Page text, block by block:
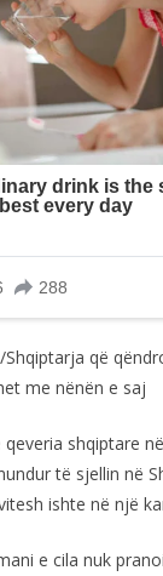
që
me nënën e saj
shqiptare
të sjellin në
ishte në një
e cila nuk